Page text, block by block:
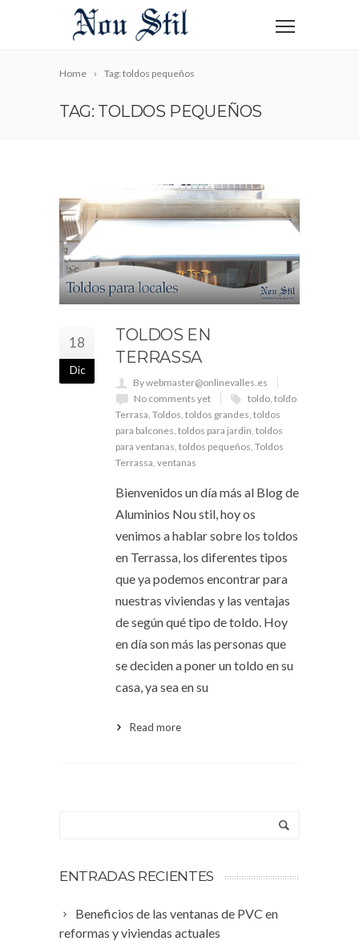
Home Tag: toldos pequeños
TAG: TOLDOS PEQUEÑOS
18
Dic
TOLDOS EN
TERRASSA
By webmaster@onlinevalles.es
No comments yet
toldo, toldo
Terrasa, Toldos, toldos grandes, toldos
para balcones, toldos para jardin, toldos
para ventanas, toldos pequeños, Toldos
Terrassa, ventanas
Bienvenidos un día más al Blog de
Aluminios Nou stil, hoy os
venimos a hablar sobre los toldos
en Terrassa, los diferentes tipos
que ya podemos encontrar para
nuestras viviendas y las ventajas
de según qué tipo de toldo. Hoy
en día son más las personas que
se deciden a poner un toldo en su
casa, ya sea en su
Read more
ENTRADAS RECIENTES
Beneficios de las ventanas de PVC en
reformas y viviendas actuales